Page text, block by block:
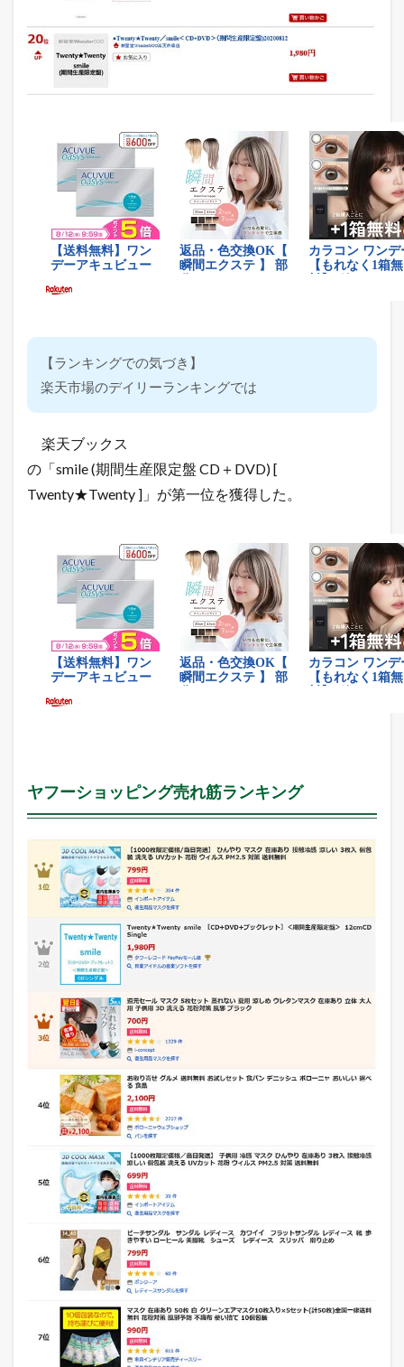
【ランキングでの気づき】
楽天市場のデイリーランキングでは
楽天ブックス
の「smile (期間生産限定盤 CD＋DVD) [
Twenty★Twenty ]」が第一位を獲得した。
ヤフーショッピング売れ筋ランキング